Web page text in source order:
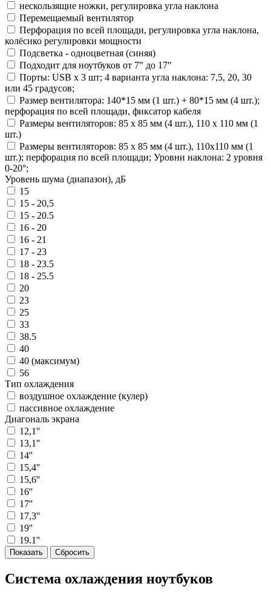
нескользящие ножки, регулировка угла наклона
Перемещаемый вентилятор
Перфорация по всей площади, регулировка угла наклона,
колёсико регулировки мощности
Подсветка - одноцветная (синяя)
Подходит для ноутбуков от 7" до 17"
Порты: USB x 3 шт; 4 варианта угла наклона: 7,5, 20, 30
или 45 градусов;
Размер вентилятора: 140*15 мм (1 шт.) + 80*15 мм (4 шт.);
перфорация по всей площади, фиксатор кабеля
Размеры вентиляторов: 85 x 85 мм (4 шт.), 110 x 110 мм (1
шт.)
Размеры вентиляторов: 85 x 85 мм (4 шт.), 110x110 мм (1
шт.); перфорация по всей площади; Уровни наклона: 2 уровня
0-20°;
Уровень шума (диапазон), дБ
15
15 - 20,5
15 - 20.5
16 - 20
16 - 21
17 - 23
18 - 23.5
18 - 25.5
20
23
25
33
38.5
40
40 (максимум)
56
Тип охлаждения
воздушное охлаждение (кулер)
пассивное охлаждение
Диагональ экрана
12,1''
13,1''
14''
15,4''
15,6''
16''
17''
17,3''
19''
19.1''
Система охлаждения ноутбуков